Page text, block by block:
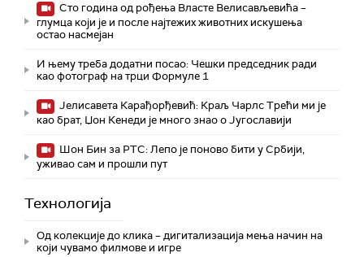
Сто година од рођења Власте Велисављевића –
глумца који је и после најтежих животних искушења
остао насмејан
И њему треба додатни посао: Чешки председник ради
као фотограф на трци Формуле 1
Јелисавета Карађорђевић: Краљ Чарлс Трећи ми је
као брат, Џон Кенеди је много знао о Југославији
Шон Бин за РТС: Лепо је поново бити у Србији,
уживао сам и прошли пут
Технологијa
Од колекције до клика – дигитализација мења начин на
који чувамо филмове и игре